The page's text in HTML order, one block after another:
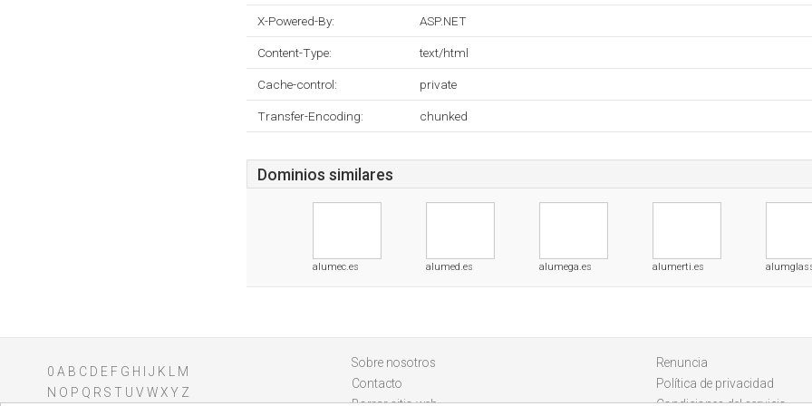
X-Powered-By: ASP.NET
Content-Type: text/html
Cache-control: private
Transfer-Encoding: chunked
Dominios similares
alumec.es alumed.es alumega.es alumerti.es
0 A B C D E F G H J K
M
N O P Q R S T U V WXY Z
Sobre nosotros
Contacto
Renuncia
Política de privacidad